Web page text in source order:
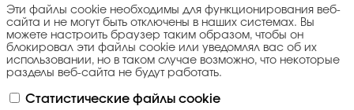
Эти файлы cookie необходимы для функционирования веб-
сайта и не могут быть отключены в наших системах. Вы
можете настроить браузер таким образом, чтобы он
блокировал эти файлы cookie или уведомлял вас об их
использовании, но в таком случае возможно, что некоторые
разделы веб-сайта не будут работать.
Статистические файлы cookie